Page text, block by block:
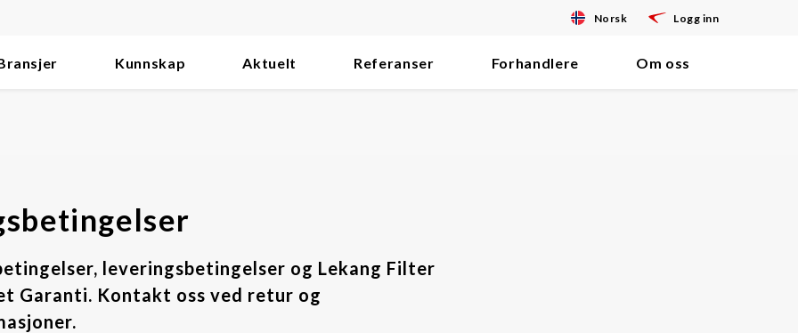
Norsk Logg inn
Kunnskap Aktuelt Referanser Forhandlere Om oss
leveringsbetingelser og Lekang Filter
Garanti. Kontakt oss ved retur og